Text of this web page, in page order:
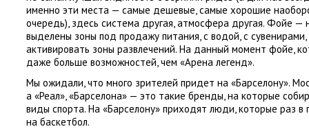
именно эти места — самые дешевые, самые хорошие
очередь), здесь система другая, атмосфера другая. Фойе —
выделены зоны под продажу питания, с водой, с сувенирами,
активировать зоны развлечений. На данный момент фойе,
даже больше возможностей, чем «Арена легенд».
Мы ожидали, что много зрителей придет на «Барселону».
а «Реал», «Барселона» — это такие бренды, на которые
виды спорта. На «Барселону» приходят люди, которые раз в
на баскетбол.